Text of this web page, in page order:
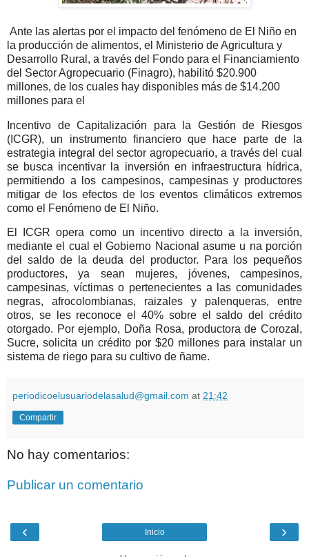
Ante las alertas por el impacto del fenómeno de El Niño en
la producción de alimentos, el Ministerio de Agricultura y
Desarrollo Rural, a través del Fondo para el Financiamiento
del Sector Agropecuario (Finagro), habilitó $20.900
millones, de los cuales hay disponibles más de $14.200
millones para el
Incentivo de Capitalización para la Gestión de Riesgos
(ICGR), un instrumento financiero que hace parte de la
estrategia integral del sector agropecuario, a través del cual
se busca incentivar la inversión en infraestructura hídrica,
permitiendo a los campesinos, campesinas y productores
mitigar de los efectos de los eventos climáticos extremos
como el Fenómeno de El Niño.
El ICGR opera como un incentivo directo a la inversión,
mediante el cual el Gobierno Nacional asume u na porción
del saldo de la deuda del productor. Para los pequeños
productores, ya sean mujeres, jóvenes, campesinos,
campesinas, víctimas o pertenecientes a las comunidades
negras, afrocolombianas, raizales y palenqueras, entre
otros, se les reconoce el 40% sobre el saldo del crédito
otorgado. Por ejemplo, Doña Rosa, productora de Corozal,
Sucre, solicita un crédito por $20 millones para instalar un
sistema de riego para su cultivo de ñame.
periodicoelusuariodelasalud@gmail.com at 21:42
Compartir
No hay comentarios:
Publicar un comentario
‹ ›
Inicio